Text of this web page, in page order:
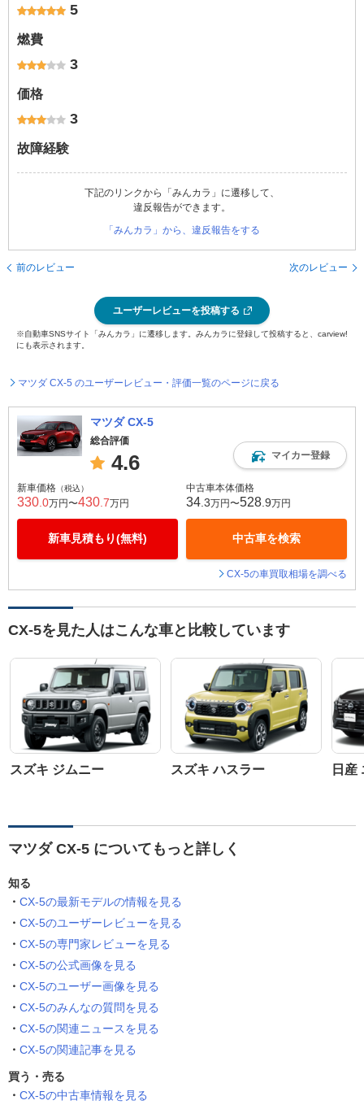
5
燃費
3
価格
3
故障経験
下記のリンクから「みんカラ」に遷移して、
違反報告ができます。
「みんカラ」から、違反報告をする
前のレビュー 次のレビュー
ユーザーレビューを投稿する
※自動車SNSサイト「みんカラ」に遷移します。みんカラに登録して投稿すると、carview!
にも表示されます。
マツダ CX-5 のユーザーレビュー・評価一覧のページに戻る
マツダ CX-5
総合評価
4.6 マイカー登録
新車価格 （税込）
330 .0万円〜430 .7万円
新車見積もり(無料)
中古車本体価格
34 .3万円〜528 .9万円
中古車を検索
CX-5の車買取相場を調べる
CX-5を見た人はこんな車と比較しています
スズキ ジムニー スズキ ハスラー 日産
マツダ CX-5 についてもっと詳しく
知る
CX-5の最新モデルの情報を見る
CX-5のユーザーレビューを見る
CX-5の専門家レビューを見る
CX-5の公式画像を見る
CX-5のユーザー画像を見る
CX-5のみんなの質問を見る
CX-5の関連ニュースを見る
CX-5の関連記事を見る
買う・売る
CX-5の中古車情報を見る